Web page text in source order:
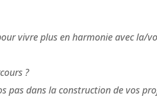
vivre plus en harmonie avec la/
?
pas dans la construction de vos